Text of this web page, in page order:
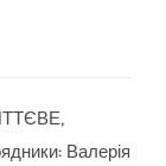
Валерія